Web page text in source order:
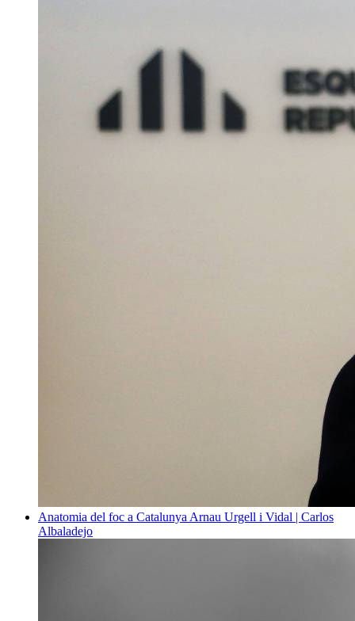
Anatomia del foc a Catalunya Arnau Urgell i Vidal | Carlos
Albaladejo